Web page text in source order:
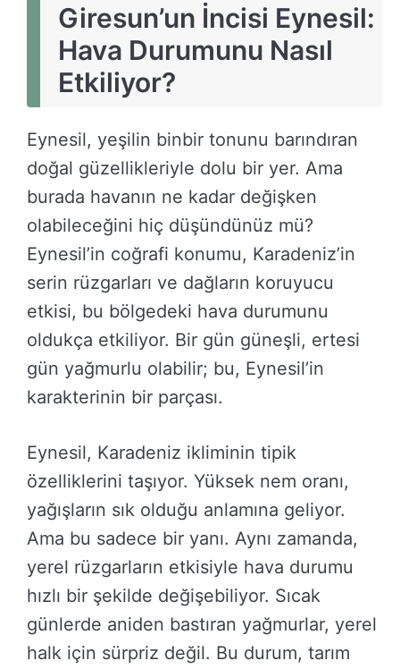
Giresun’un İncisi Eynesil:
Hava Durumunu Nasıl
Etkiliyor?
Eynesil, yeşilin binbir tonunu barındıran
doğal güzellikleriyle dolu bir yer. Ama
burada havanın ne kadar değişken
olabileceğini hiç düşündünüz mü?
Eynesil’in coğrafi konumu, Karadeniz’in
serin rüzgarları ve dağların koruyucu
etkisi, bu bölgedeki hava durumunu
oldukça etkiliyor. Bir gün güneşli, ertesi
gün yağmurlu olabilir; bu, Eynesil’in
karakterinin bir parçası.
Eynesil, Karadeniz ikliminin tipik
özelliklerini taşıyor. Yüksek nem oranı,
yağışların sık olduğu anlamına geliyor.
Ama bu sadece bir yanı. Aynı zamanda,
yerel rüzgarların etkisiyle hava durumu
hızlı bir şekilde değişebiliyor. Sıcak
günlerde aniden bastıran yağmurlar, yerel
halk için sürpriz değil. Bu durum, tarım